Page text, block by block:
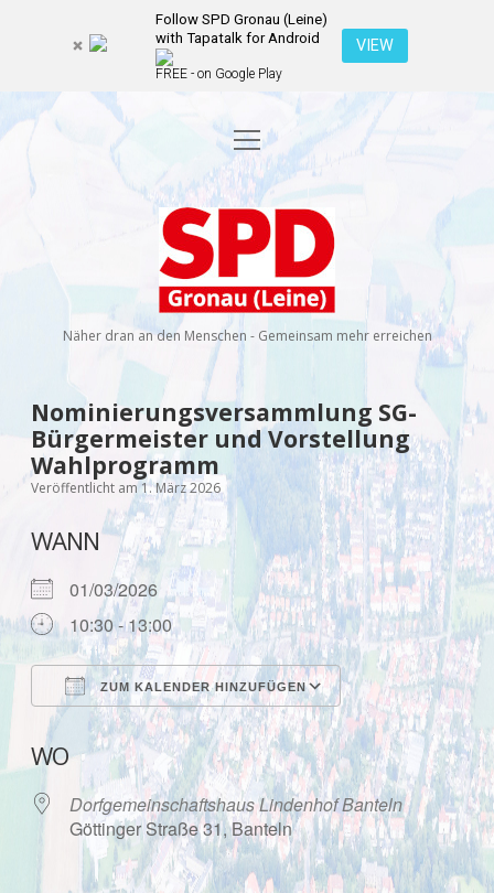
Follow SPD Gronau (Leine)
with Tapatalk for Android
FREE - on Google Play
VIEW
Startseite
Kommunalwahl 2026
Kandidierende
Wahlprogramm
Über uns
Dropdown-
Menü
öffnen
Ratsmitglieder
Veranstaltungen
Kontakt
Newsletter
Spenden
facebook
instagram
rss E-
Mail
Menü
öffnen
SPD
Gronau
(Leine)
Näher dran an den Menschen - Gemeinsam mehr erreichen
Nominierungsversammlung SG-
Bürgermeister und Vorstellung
Wahlprogramm
Veröffentlicht am 1. März 2026
WANN
01/03/2026
10:30 - 13:00
ZUM KALENDER HINZUFÜGEN
ICS herunterladen Google Kalender
WO
Dorfgemeinschaftshaus Lindenhof Banteln
Göttinger Straße 31, Banteln